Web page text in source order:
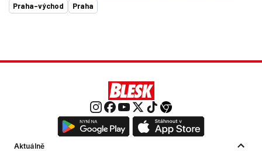
Praha-východ Praha
Aktuálně